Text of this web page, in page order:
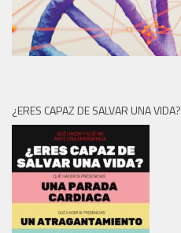
¿ERES CAPAZ DE SALVAR UNA VIDA?